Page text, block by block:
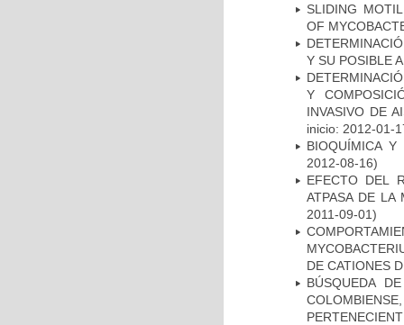
SLIDING
OF
Y SU POSIBLE
Y
INVASIVO DE
inicio: 2012-01-
BIOQUÍMICA Y
2012-08-16)
EFECTO DEL
ATPASA DE LA
2011-09-01)
DE CATIONES
BÚSQUEDA